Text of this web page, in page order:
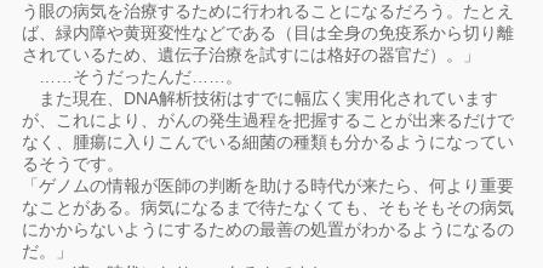
う眼の病気を治療するために行われることになるだろう。たとえ
ば、緑内障や黄斑変性などである（目は全身の免疫系から切り離
されているため、遺伝子治療を試すには格好の器官だ）。」
……そうだったんだ……。
また現在、DNA解析技術はすでに幅広く実用化されています
が、これにより、がんの発生過程を把握することが出来るだけで
なく、腫瘍に入りこんでいる細菌の種類も分かるようになってい
るそうです。
「ゲノムの情報が医師の判断を助ける時代が来たら、何より重要
なことがある。病気になるまで待たなくても、そもそもその病気
にかからないようにするための最善の処置がわかるようになるの
だ。」